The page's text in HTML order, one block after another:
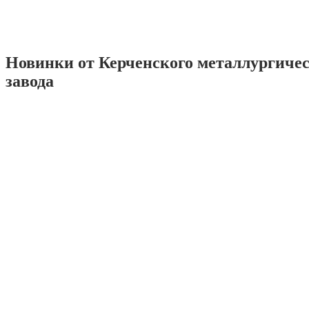
Новинки от Керченского
завода